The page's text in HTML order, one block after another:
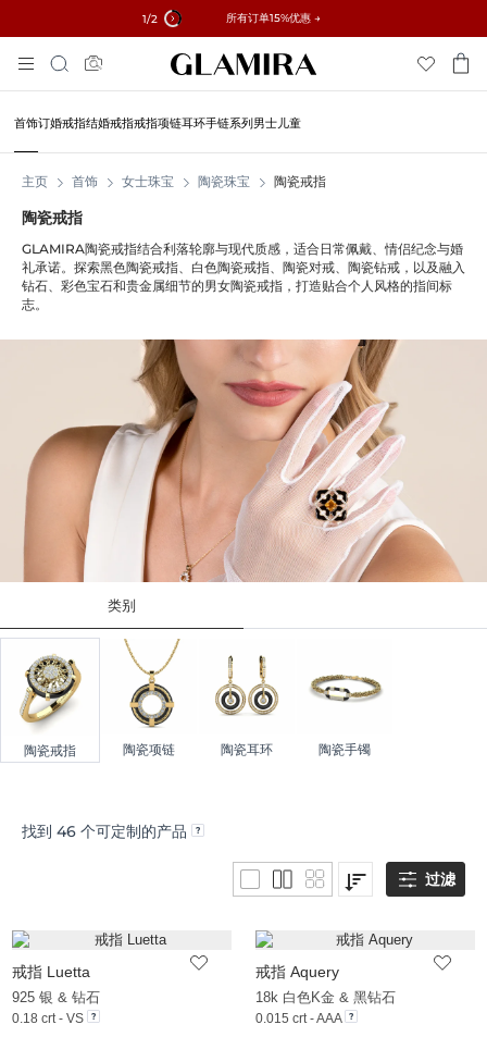
1/2 所有订单15%优惠 →
✓ 60天退货 ✓ 免费调整尺寸
到
内
搜
首饰订婚戒指结婚戒指戒指项链耳环手链系列男士儿童
主页 首饰 女士珠宝 陶瓷珠宝 陶瓷戒指
陶瓷戒指
GLAMIRA陶瓷戒指结合利落轮廓与现代质感，适合日常佩戴、情侣纪念与婚
礼承诺。探索黑色陶瓷戒指、白色陶瓷戒指、陶瓷对戒、陶瓷钻戒，以及融入
钻石、彩色宝石和贵金属细节的男女陶瓷戒指，打造贴合个人风格的指间标
志。
类别
陶瓷戒指 陶瓷项链 陶瓷耳环 陶瓷手镯
找到 46 个可定制的产品
过滤
戒指 Luetta
925 银 & 钻石
0.18 crt - VS
戒指 Aquery
18k 白色K金 & 黑钻石
0.015 crt - AAA